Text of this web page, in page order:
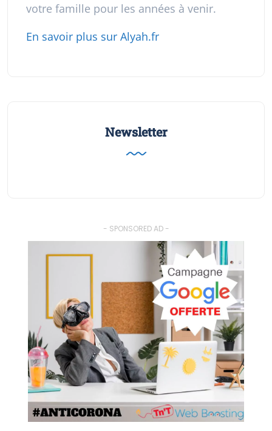
votre famille pour les années à venir.
En savoir plus sur Alyah.fr
Newsletter
- SPONSORED AD -